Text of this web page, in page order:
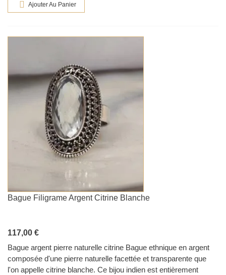
Ajouter Au Panier
Bague Filigrame Argent Citrine Blanche
117,00 €
Bague argent pierre naturelle citrine Bague ethnique en argent
composée d'une pierre naturelle facettée et transparente que
l'on appelle citrine blanche. Ce bijou indien est entièrement